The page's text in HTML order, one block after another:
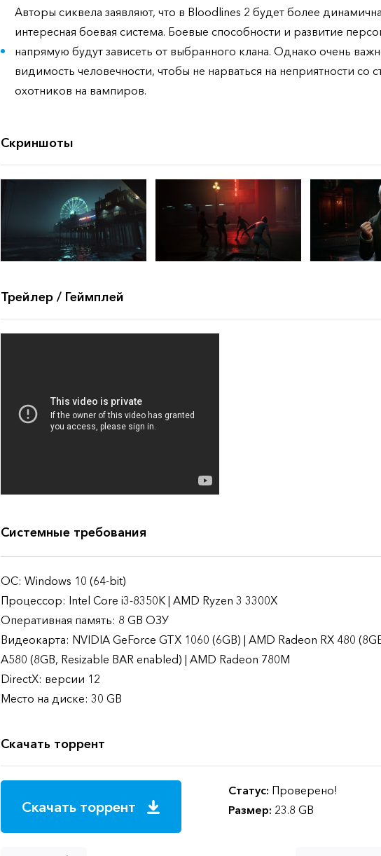
Авторы сиквела заявляют, что в Bloodlines 2 будет более
интересная боевая система. Боевые способности и развитие
напрямую будут зависеть от выбранного клана. Однако очень
видимость человечности, чтобы не нарваться на неприятности со
охотников на вампиров.
Скриншоты
Трейлер / Геймплей
Системные требования
ОС: Windows 10 (64-bit)
Процессор: Intel Core i3-8350K | AMD Ryzen 3 3300X
Оперативная память: 8 GB ОЗУ
Видеокарта: NVIDIA GeForce GTX 1060 (6GB) | AMD Radeon RX 480
A580 (8GB, Resizable BAR enabled) | AMD Radeon 780M
DirectX: версии 12
Место на диске: 30 GB
Скачать торрент
Скачать торрент
Статус: Проверено!
Размер: 23.8 GB